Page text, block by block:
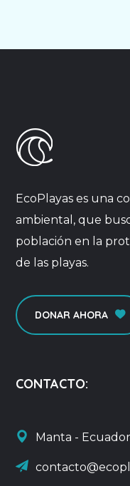
EcoPlayas es una
ambiental, que
población en la
de las playas.
DONAR AHORA
CONTACTO:
Manta - Ecuador